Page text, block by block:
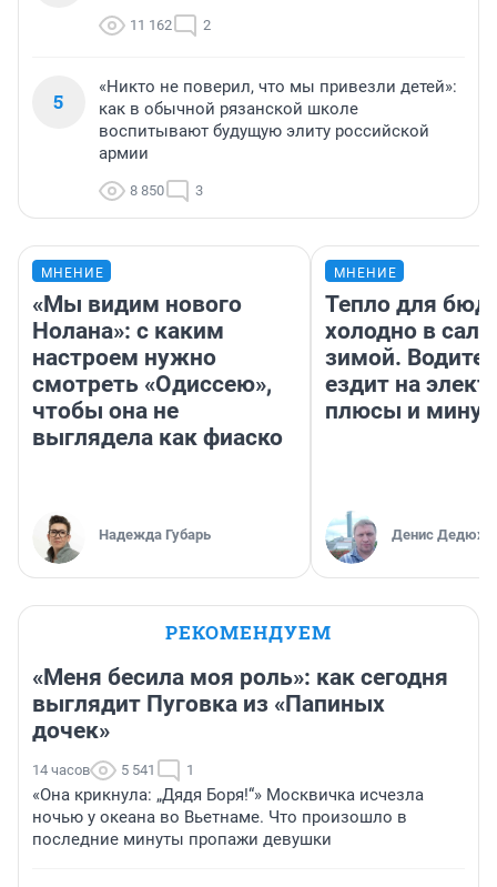
11 162 2
5
«Никто не поверил, что мы привезли детей»:
как в обычной рязанской школе
воспитывают будущую элиту российской
армии
8 850 3
МНЕНИЕ
«Мы видим нового
Нолана»: с каким
настроем нужно
смотреть «Одиссею»,
чтобы она не
выглядела как фиаско
Надежда Губарь
МНЕНИЕ
Тепло для
холодно в
зимой.
ездит на
плюсы и
Денис
РЕКОМЕНДУЕМ
«Меня бесила моя роль»: как сегодня
выглядит Пуговка из «Папиных
дочек»
14 часов 5 541 1
«Она крикнула: „Дядя Боря!“» Москвичка исчезла
ночью у океана во Вьетнаме. Что произошло в
последние минуты пропажи девушки